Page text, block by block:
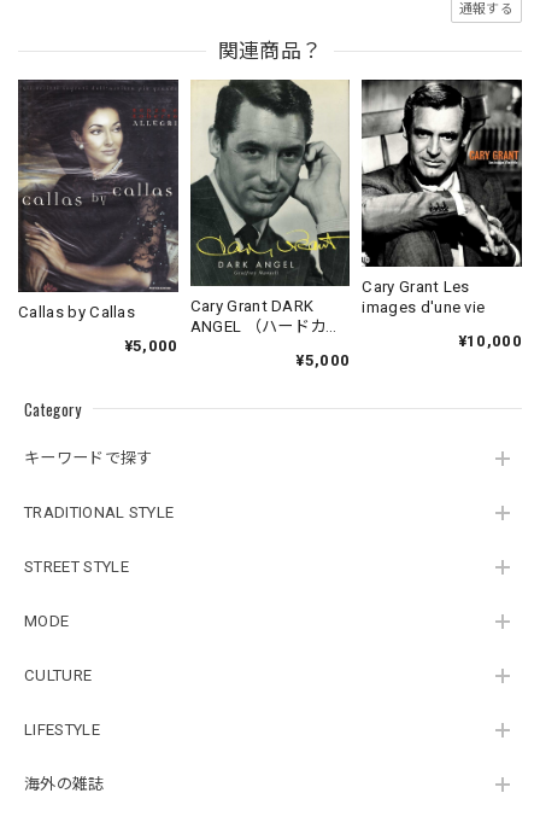
Category
キーワードで探す
TRADITIONAL STYLE
STREET STYLE
MODE
CULTURE
LIFESTYLE
海外の雑誌
通報する
関連商品？
Callas by Callas
¥5,000
Cary Grant DARK
ANGEL （ハードカバ
¥5,000
Cary Grant Les
images d'une vie
¥10,000